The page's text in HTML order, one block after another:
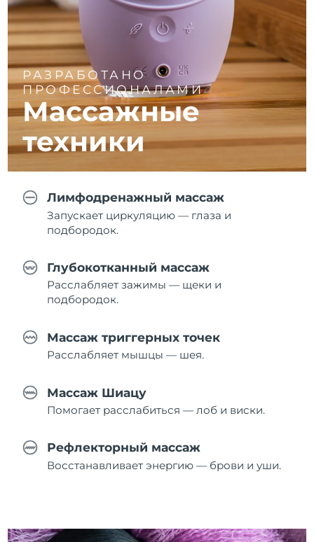
РАЗРАБОТАНО
ПРОФЕССИОНАЛАМИ
Массажные
техники
Лимфодренажный массаж
Запускает циркуляцию — глаза и
подбородок.
Глубокотканный массаж
Расслабляет зажимы — щеки и
подбородок.
Массаж триггерных точек
Расслабляет мышцы — шея.
Массаж Шиацу
Помогает расслабиться — лоб и виски.
Рефлекторный массаж
Восстанавливает энергию — брови и уши.